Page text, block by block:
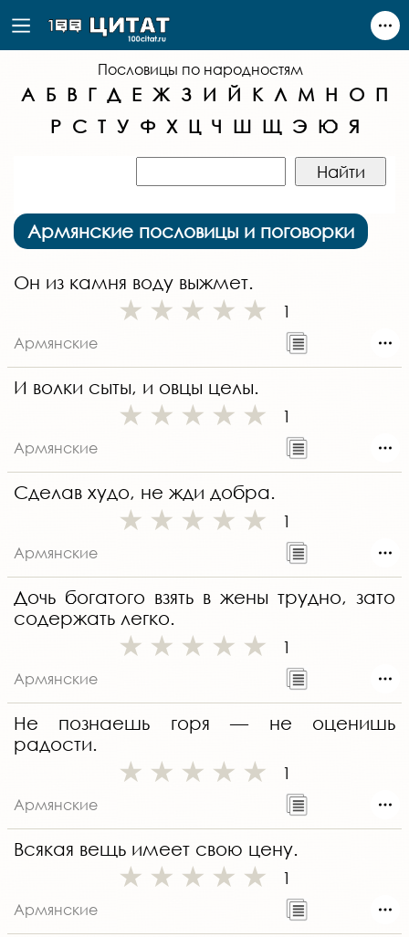
Пословицы по народностям
А Б В Г Д Е Ж З И Й К Л М Н О П
Р С Т У Ф Х Ц Ч Ш Щ Э Ю Я
Армянские пословицы и поговорки
Он из камня воду выжмет.
1
Армянские
И волки сыты, и овцы целы.
1
Армянские
Сделав худо, не жди добра.
1
Армянские
Дочь богатого взять в жены трудно, зато
содержать легко.
1
Армянские
Не познаешь горя — не оценишь
радости.
1
Армянские
Всякая вещь имеет свою цену.
1
Армянские